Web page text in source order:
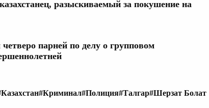
разыскиваемый за покушение на
парней по делу о групповом
#Криминал#Полиция#Талгар#Шерзат Болат